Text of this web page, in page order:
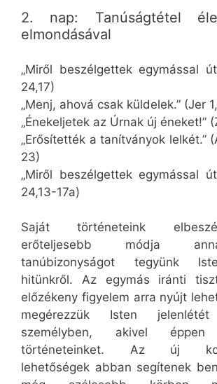
2. nap: Tanúságtétel
elmondásával
„Miről beszélgettek egymással
24,17)
„Menj, ahová csak küldelek.” (Jer
„Énekeljetek az Úrnak új éneket!”
„Erősítették a tanítványok lelkét.”
23)
„Miről beszélgettek egymással
24,13-17a)
Saját történeteink
erőteljesebb módja
tanúbizonyságot tegyünk
hitünkről. Az egymás iránti
előzékeny figyelem arra nyújt
megérezzük Isten
személyben, akivel éppen
történeteinket. Az új
lehetőségek abban segítenek